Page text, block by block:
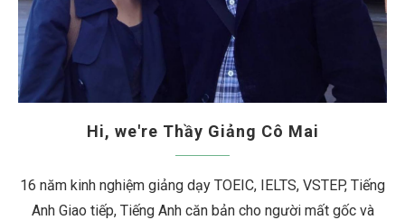
Hi, we're Thầy Giảng Cô Mai
16 năm kinh nghiệm giảng dạy TOEIC, IELTS, VSTEP, Tiếng
Anh Giao tiếp, Tiếng Anh căn bản cho người mất gốc và